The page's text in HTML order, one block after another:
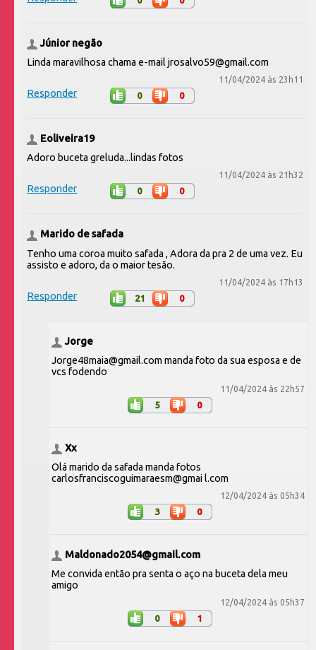
Júnior negão
Linda maravilhosa chama e-mail jrosalvo59@gmail.com
11/04/2024 às 23h11
Responder 0 0
Eoliveira19
Adoro buceta greluda...lindas fotos
11/04/2024 às 21h32
Responder 0 0
Marido de safada
Tenho uma coroa muito safada , Adora da pra 2 de uma vez. Eu
assisto e adoro, da o maior tesão.
11/04/2024 às 17h13
Responder 21 0
Jorge
Jorge48maia@gmail.com manda foto da sua esposa e de
vcs fodendo
11/04/2024 às 22h57
5 0
Xx
Olá marido da safada manda fotos
carlosfranciscoguimaraesm@gmai l.com
12/04/2024 às 05h34
3 0
Maldonado2054@gmail.com
Me convida então pra senta o aço na buceta dela meu
amigo
12/04/2024 às 05h37
0 1